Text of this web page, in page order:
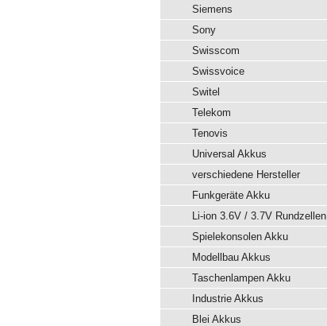
Siemens
Sony
Swisscom
Swissvoice
Switel
Telekom
Tenovis
Universal Akkus
verschiedene Hersteller
Funkgeräte Akku
Li-ion 3.6V / 3.7V Rundzellen
Spielekonsolen Akku
Modellbau Akkus
Taschenlampen Akku
Industrie Akkus
Blei Akkus